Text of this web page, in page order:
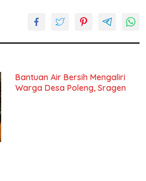
Bantuan Air Bersih Mengaliri
Warga Desa Poleng, Sragen